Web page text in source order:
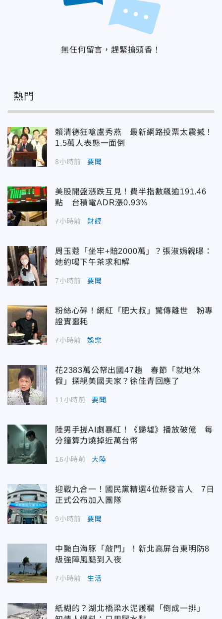
無任何留言，趕緊搶頭香！
熱門
賴清德狂嗆盧秀燕 最新網路投票太震撼！
1.5萬人表態一面倒
8小時前 要聞
美股開盤漲跌互見！費半指數飆逾191.46
點 台積電ADR漲0.93%
7小時前 財經
周玉蔻「坐牢+賠2000萬」？張淑娟親曝：
她約喝下午茶求和解
7小時前 要聞
粉絲心碎！網紅「肥大叔」驚傳離世 粉專
證實噩耗
7小時前 娛樂
花2383萬公帑出國47趟 春節「就地休
假」探親美國夫家？徐佳青回應了
11小時前 要聞
陸男手搓AI劇暴紅！《歸墟》播放破億 每
分鐘算力燒掉近萬台幣
16小時前 大陸
迎戰九合一！國民黨精選4位新發言人 7日
正式公布加入團隊
9小時前 要聞
中颱白海豚「敲門」！新北高屏台東明防8
級強陣風颳到入夜
7小時前 生活
紙糊的？湖北橋梁水泥護欄「倒成一排」